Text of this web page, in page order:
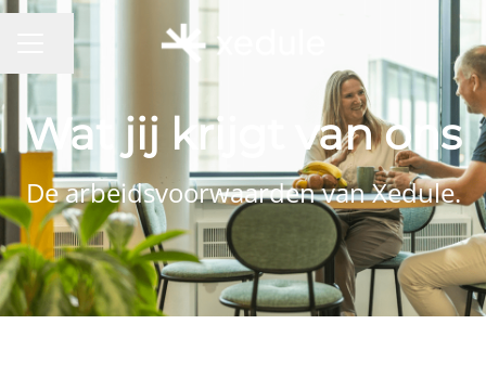
CARRIÈREMENU
Pagina delen
Wat jij krijgt van ons
De arbeidsvoorwaarden van Xedule.